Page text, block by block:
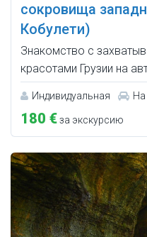
сокровища
Кобулети)
Знакомство с
красотами Грузии на
Индивидуальная На
180 €за экскурсию